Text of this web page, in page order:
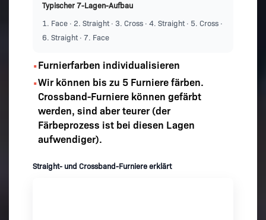
Typischer 7-Lagen-Aufbau
1. Face · 2. Straight · 3. Cross · 4. Straight · 5. Cross ·
6. Straight · 7. Face
•Furnierfarben individualisieren
•Wir können bis zu 5 Furniere färben.
Crossband-Furniere können gefärbt
werden, sind aber teurer (der
Färbeprozess ist bei diesen Lagen
aufwendiger).
Straight- und Crossband-Furniere erklärt